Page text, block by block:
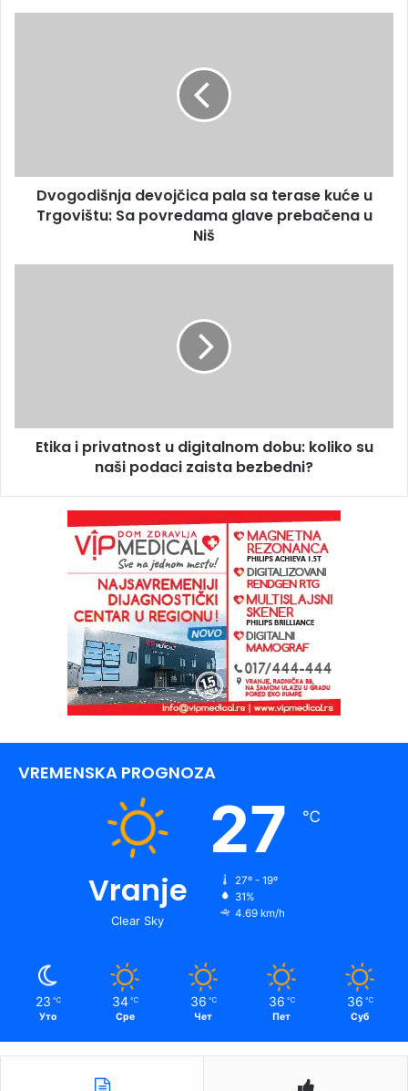
Dvogodišnja devojčica pala sa terase kuće u
Trgovištu: Sa povredama glave prebačena u
Niš
Etika i privatnost u digitalnom dobu: koliko su
naši podaci zaista bezbedni?
VREMENSKA PROGNOZA
Vranje
Clear Sky
27 ℃
27º - 19º
31%
4.69 km/h
23 ℃
Уто
34 ℃
Сре
36 ℃
Чет
36 ℃
Пет
36 ℃
Суб